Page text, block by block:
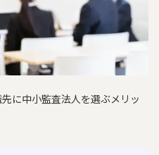
に中小監査法人を選ぶメリッ